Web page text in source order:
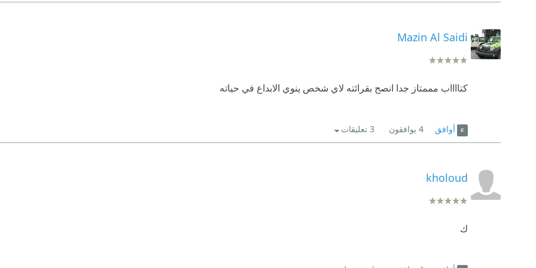
حقيقة المشكلة فينا وليس في وجهة النظر الرائجة نحن من نطبقها او لا نطبقها هي غير مفروضة علينا المهم ان نتقي الله
Mazin Al Saidi
كتااااب مممتاز جدا انصح بقرائته لاي شخص ينوي الابداع في حياته
أوافق 4 يوافقون 3 تعليقات
kholoud
ك